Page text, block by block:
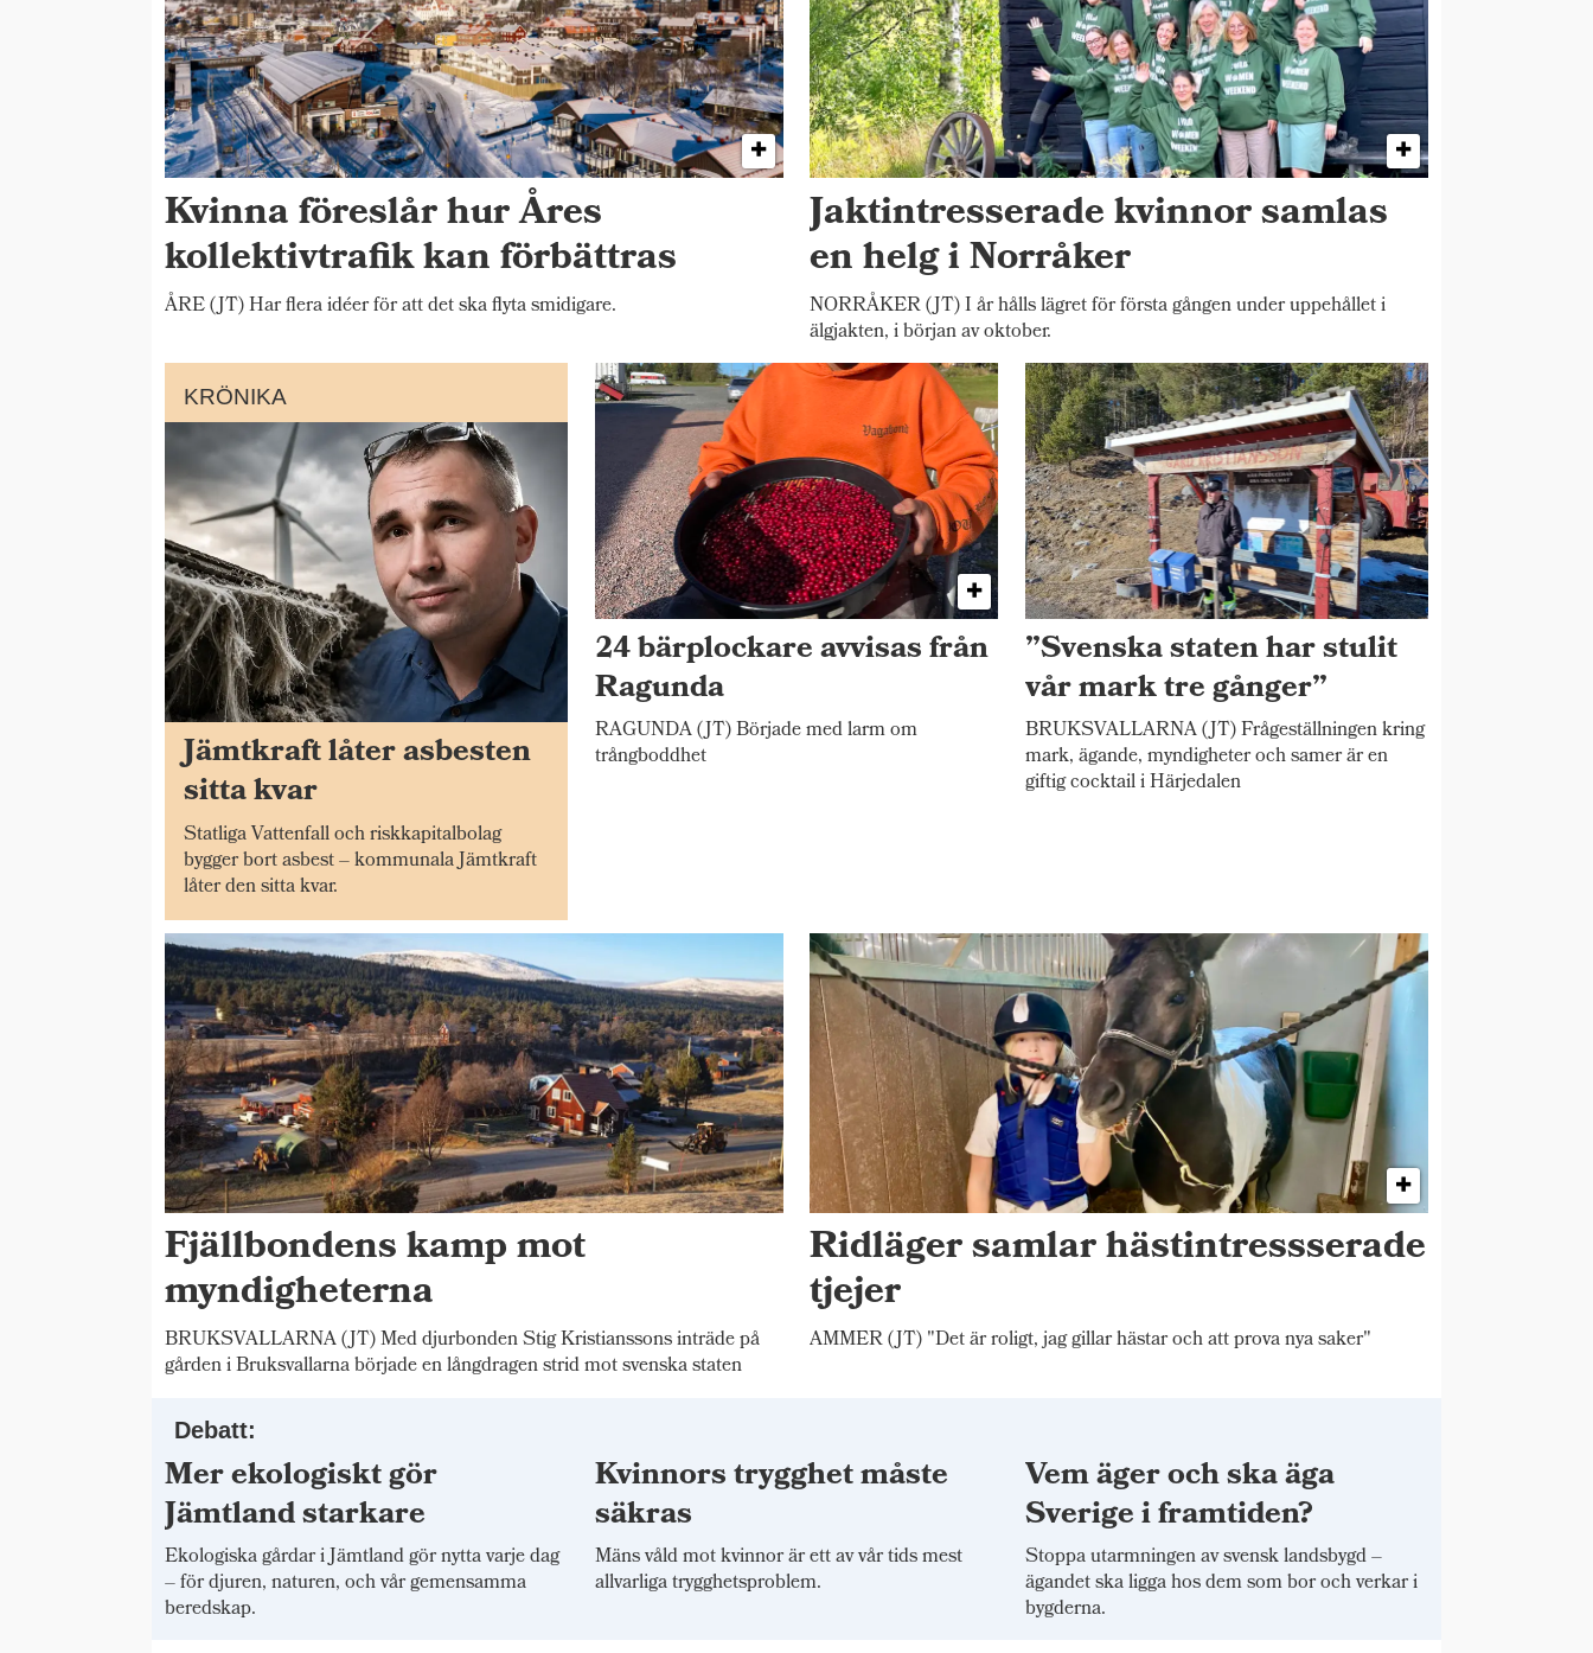
Kvinna föreslår hur Åres
kollektivtrafik kan förbättras
ÅRE (JT) Har flera idéer för att det ska flyta smidigare.
Jaktintresserade kvinnor samlas
en helg i Norråker
NORRÅKER (JT) I år hålls lägret för första gången under uppehållet i
älgjakten, i början av oktober.
KRÖNIKA
Jämtkraft låter asbesten
sitta kvar
Statliga Vattenfall och riskkapitalbolag
bygger bort asbest – kommunala Jämtkraft
låter den sitta kvar.
24 bärplockare avvisas från
Ragunda
RAGUNDA (JT) Började med larm om
trångboddhet
”Svenska staten har stulit
vår mark tre gånger”
BRUKSVALLARNA (JT) Frågeställningen kring
mark, ägande, myndigheter och samer är en
giftig cocktail i Härjedalen
Fjällbondens kamp mot
myndigheterna
BRUKSVALLARNA (JT) Med djurbonden Stig Kristianssons inträde på
gården i Bruksvallarna började en långdragen strid mot svenska staten
Ridläger samlar hästintressserade
tjejer
AMMER (JT) "Det är roligt, jag gillar hästar och att prova nya saker"
Debatt:
Mer ekologiskt gör
Jämtland starkare
Ekologiska gårdar i Jämtland gör nytta varje dag
– för djuren, naturen, och vår gemensamma
beredskap.
Kvinnors trygghet måste
säkras
Mäns våld mot kvinnor är ett av vår tids mest
allvarliga trygghetsproblem.
Vem äger och ska äga
Sverige i framtiden?
Stoppa utarmningen av svensk landsbygd –
ägandet ska ligga hos dem som bor och verkar i
bygderna.